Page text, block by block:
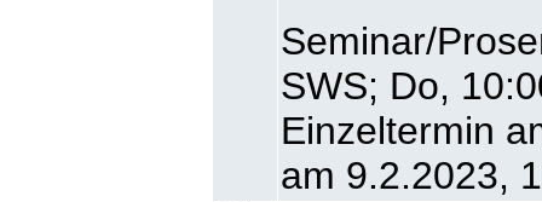
Seminar/
SWS; Do,
Einzeltermin
am 9.2.2023,